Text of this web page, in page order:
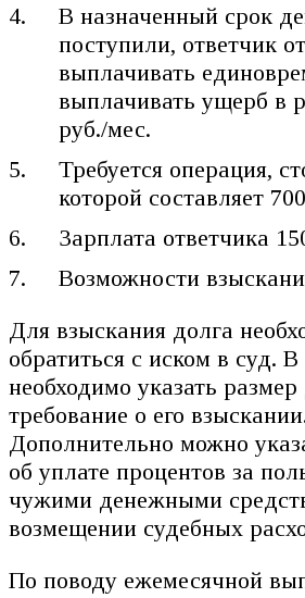
В назначенный срок
поступили, ответчик
выплачивать
выплачивать ущерб в
руб./мес.
Требуется операция,
которой составляет
Зарплата ответчика
Возможности
Для взыскания долга
обратиться с иском в суд. В
необходимо указать
требование о его
Дополнительно можно
об уплате процентов за
чужими денежными
возмещении судебных
По поводу ежемесячной